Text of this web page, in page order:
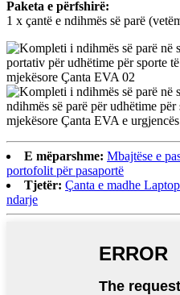
Paketa e përfshirë:
1 x çantë e ndihmës së parë
E mëparshme: Mbajtëse e
portofolit për pasaportë
Tjetër: Çanta e madhe
ndarje